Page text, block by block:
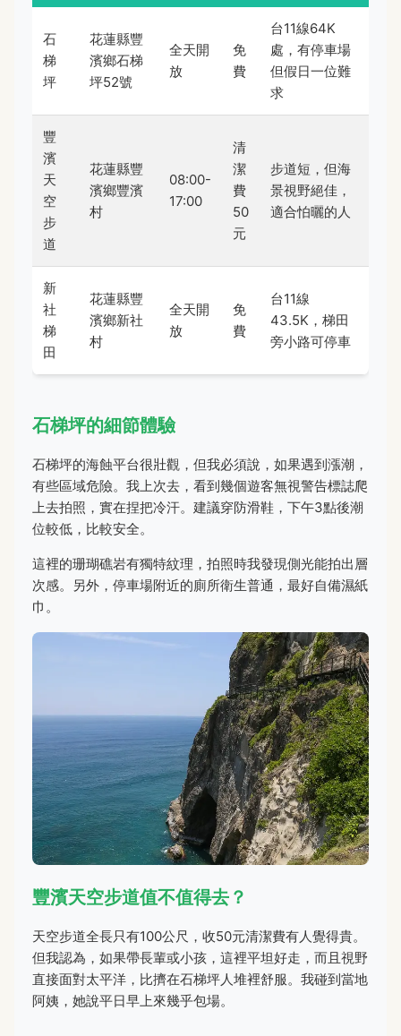
石
梯
坪
花蓮縣豐
濱鄉石梯
坪52號
全天開
放
免
費
台11線64K
處，有停車場
但假日一位難
求
豐
濱
天
空
步
道
花蓮縣豐
濱鄉豐濱
村
08:00-
17:00
清
潔
費
50
元
步道短，但海
景視野絕佳，
適合怕曬的人
新
社
梯
田
花蓮縣豐
濱鄉新社
村
全天開
放
免
費
台11線
43.5K，梯田
旁小路可停車
石梯坪的細節體驗
石梯坪的海蝕平台很壯觀，但我必須說，如果遇到漲潮，
有些區域危險。我上次去，看到幾個遊客無視警告標誌爬
上去拍照，實在捏把冷汗。建議穿防滑鞋，下午3點後潮
位較低，比較安全。
這裡的珊瑚礁岩有獨特紋理，拍照時我發現側光能拍出層
次感。另外，停車場附近的廁所衛生普通，最好自備濕紙
巾。
豐濱天空步道值不值得去？
天空步道全長只有100公尺，收50元清潔費有人覺得貴。
但我認為，如果帶長輩或小孩，這裡平坦好走，而且視野
直接面對太平洋，比擠在石梯坪人堆裡舒服。我碰到當地
阿姨，她說平日早上來幾乎包場。